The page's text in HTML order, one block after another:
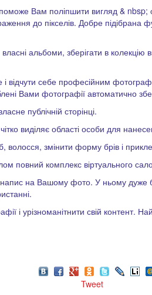
Вам поліпшити вигляд & nbsp;
до пікселів. Добре
альбоми, зберігати в колекцію
і відчути себе професійним
Вами фотографії автоматично
публічній сторінці.
виділяє області особи для
змінити форму брів і
повний комплекс віртуального
на Вашому фото. У ньому дуже
і урізноманітнити свій контент.
Tweet